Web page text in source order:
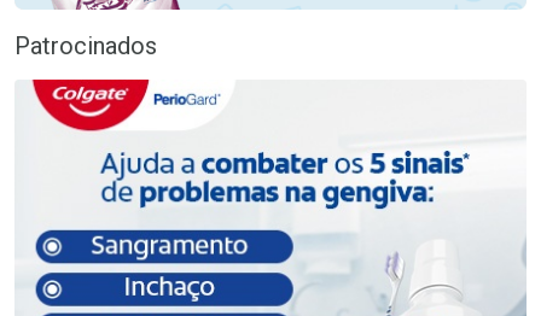
Patrocinados